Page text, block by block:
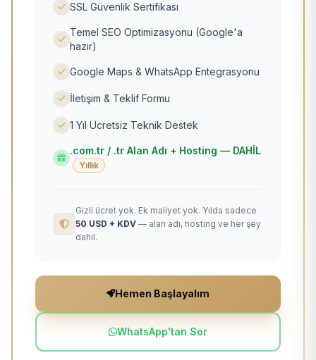
SSL Güvenlik Sertifikası
Temel SEO Optimizasyonu (Google'a
hazır)
Google Maps & WhatsApp Entegrasyonu
İletişim & Teklif Formu
1 Yıl Ücretsiz Teknik Destek
.com.tr / .tr Alan Adı + Hosting — DAHİL
Yıllık
Gizli ücret yok. Ek maliyet yok. Yılda sadece
50 USD + KDV — alan adı, hosting ve her şey
dahil.
Hemen Başlayalım
WhatsApp'tan Sor